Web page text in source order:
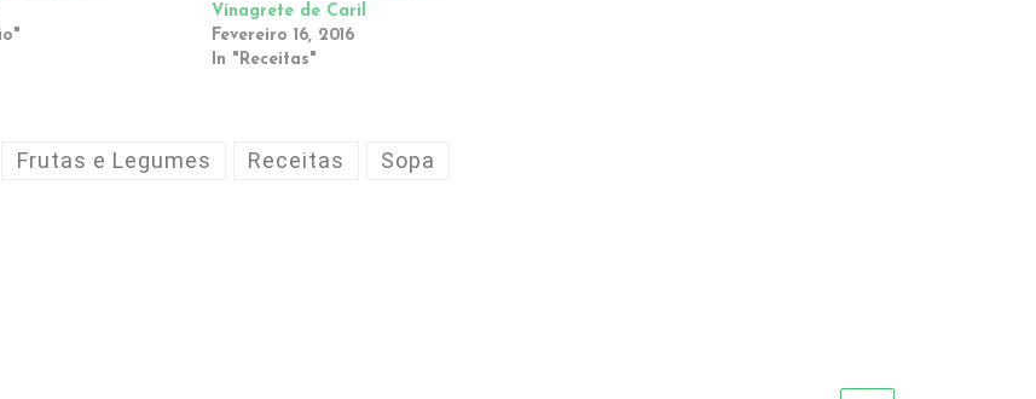
Vinagrete de Caril
Fevereiro 16, 2016
In "Receitas"
Frutas e Legumes Receitas Sopa